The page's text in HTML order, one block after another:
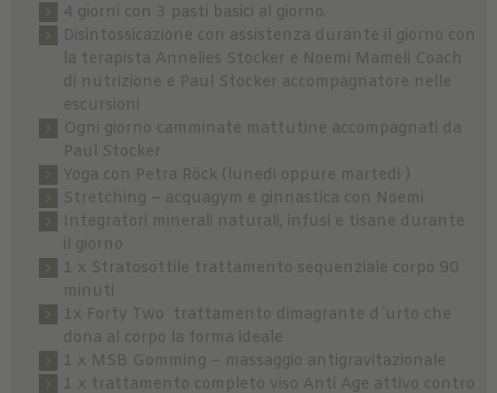
4 giorni con 3 pasti basici al giorno.
Disintossicazione con assistenza durante il giorno con
la terapista Annelies Stocker e Noemi Mameli Coach
di nutrizione e Paul Stocker accompagnatore nelle
escursioni
Ogni giorno camminate mattutine accompagnati da
Paul Stocker
Yoga con Petra Röck (lunedi oppure martedi )
Stretching – acquagym e ginnastica con Noemi
Integratori minerali naturali, infusi e tisane durante
il giorno
1 x Stratosottile trattamento sequenziale corpo 90
minuti
1x Forty Two trattamento dimagrante d´urto che
dona al corpo la forma ideale
1 x MSB Gomming – massaggio antigravitazionale
1 x trattamento completo viso Anti Age attivo contro